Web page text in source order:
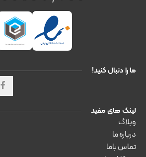
لینک های مفید
وبلاگ
درباره ما
تماس باما
ما را دنبال کنید!